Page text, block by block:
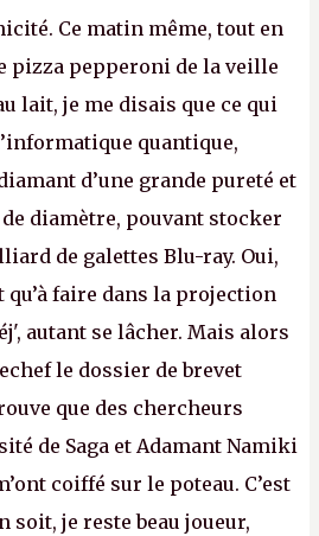
Ce matin même, tout en
pizza pepperoni de la veille
lait, je me disais que ce qui
quantique,
d’une grande pureté et
diamètre, pouvant stocker
de galettes Blu-ray. Oui,
faire dans la projection
autant se lâcher. Mais alors
le dossier de brevet
que des chercheurs
de Saga et Adamant Namiki
coiffé sur le poteau. C’est
soit, je reste beau joueur,